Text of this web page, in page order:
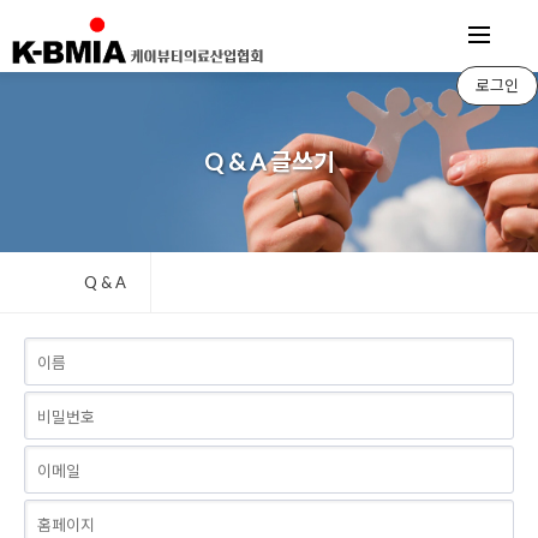
로그인
Q & A 글쓰기
Q & A